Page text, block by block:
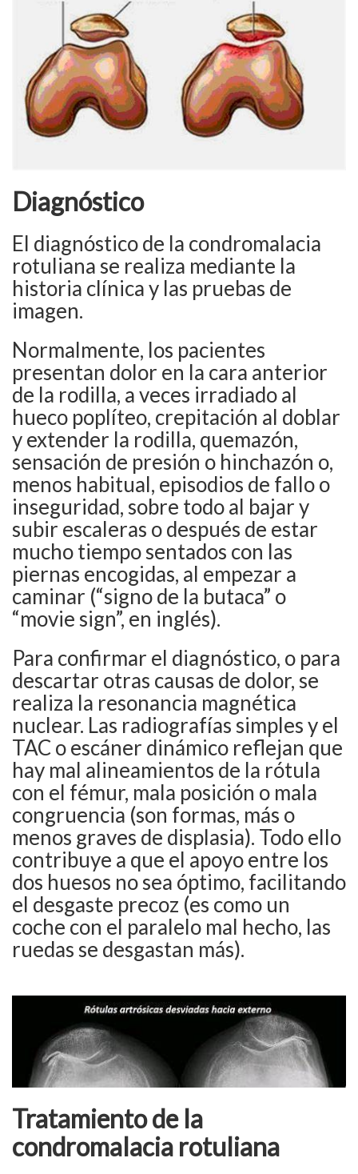
Diagnóstico
El diagnóstico de la condromalacia
rotuliana se realiza mediante la
historia clínica y las pruebas de
imagen.
Normalmente, los pacientes
presentan dolor en la cara anterior
de la rodilla, a veces irradiado al
hueco poplíteo, crepitación al doblar
y extender la rodilla, quemazón,
sensación de presión o hinchazón o,
menos habitual, episodios de fallo o
inseguridad, sobre todo al bajar y
subir escaleras o después de estar
mucho tiempo sentados con las
piernas encogidas, al empezar a
caminar (“signo de la butaca” o
“movie sign”, en inglés).
Para confirmar el diagnóstico, o para
descartar otras causas de dolor, se
realiza la resonancia magnética
nuclear. Las radiografías simples y el
TAC o escáner dinámico reflejan que
hay mal alineamientos de la rótula
con el fémur, mala posición o mala
congruencia (son formas, más o
menos graves de displasia). Todo ello
contribuye a que el apoyo entre los
dos huesos no sea óptimo, facilitando
el desgaste precoz (es como un
coche con el paralelo mal hecho, las
ruedas se desgastan más).
Tratamiento de la
condromalacia rotuliana